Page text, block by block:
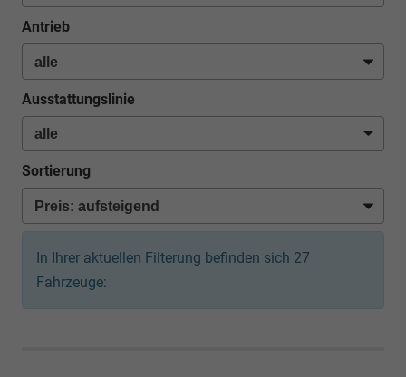
Antrieb
Ausstattungslinie
Sortierung
In Ihrer aktuellen Filterung befinden sich 27
Fahrzeuge: